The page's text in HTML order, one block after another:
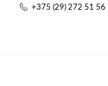
+375 (29) 272 51 56